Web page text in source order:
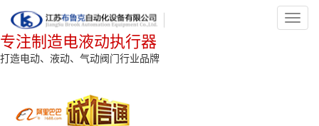
专注制造电液动执行器
打造电动、液动、气动阀门行业品牌